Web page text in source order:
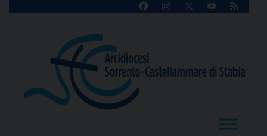
FacebookInstagram
X
YouTube
Feed